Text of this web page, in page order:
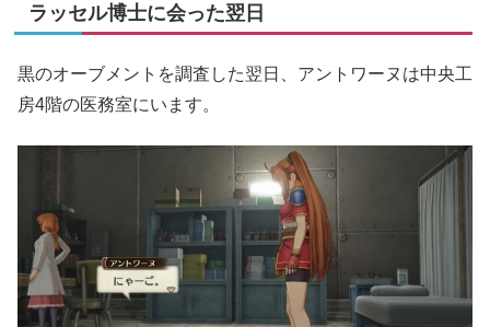
ラッセル博士に会った翌日
黒のオーブメントを調査した翌日、アントワーヌは中央工
房4階の医務室にいます。